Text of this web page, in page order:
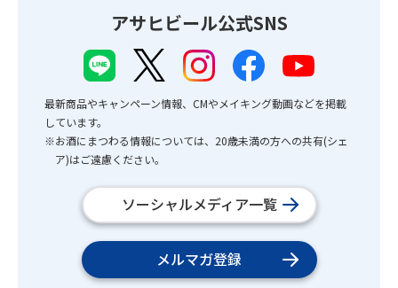
アサヒビール公式SNS
最新商品やキャンペーン情報、CMやメイキング動画などを掲載
しています。
※お酒にまつわる情報については、20歳未満の方への共有(シェ
ア)はご遠慮ください。
ソーシャルメディア一覧
メルマガ登録